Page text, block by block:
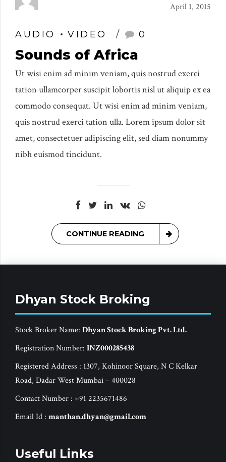
April 1, 2015
AUDIO VIDEO 0
Sounds of Africa
Ut wisi enim ad minim veniam, quis nostrud exerci
tation ullamcorper suscipit lobortis nisl ut aliquip ex ea
commodo consequat. Ut wisi enim ad minim veniam,
quis nostrud exerci tation ulla. Lorem ipsum dolor sit
amet, consectetuer adipiscing elit, sed diam nonummy
nibh euismod tincidunt.
CONTINUE READING
Dhyan Stock Broking
Stock Broker Name: Dhyan Stock Broking Pvt. Ltd.
Registration Number: INZ000285438
Registered Address : 1307, Kohinoor Square, N C Kelkar
Road, Dadar West Mumbai – 400028
Contact Number : +91 2235671486
Email Id : manthan.dhyan@gmail.com
Useful Links